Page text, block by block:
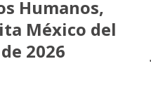
Humanos,
México del
2026